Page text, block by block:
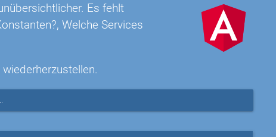
Es fehlt
Welche Services